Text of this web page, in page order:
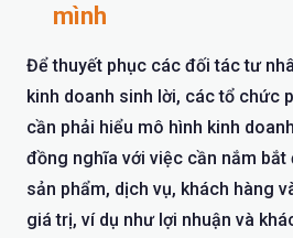
mình
Để thuyết phục các đối tác tư
kinh doanh sinh lời, các tổ chức
cần phải hiểu mô hình kinh
đồng nghĩa với việc cần nắm
sản phẩm, dịch vụ, khách hàng
giá trị, ví dụ như lợi nhuận và